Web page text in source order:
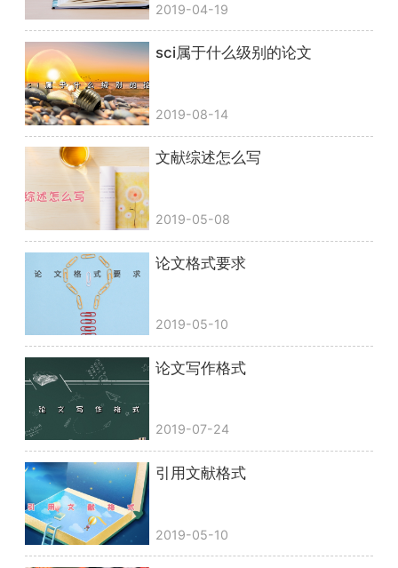
2019-04-19
sci属于什么级别的论文
2019-08-14
文献综述怎么写
2019-05-08
论文格式要求
2019-05-10
论文写作格式
2019-07-24
引用文献格式
2019-05-10